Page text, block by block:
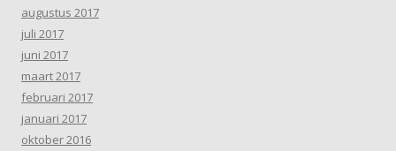
augustus 2017
juli 2017
juni 2017
maart 2017
februari 2017
januari 2017
oktober 2016